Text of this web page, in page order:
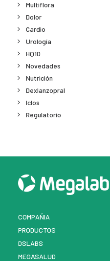
Multiflora
Dolor
Cardio
Urología
HQ10
Novedades
Nutrición
Dexlanzopral
Iclos
Regulatorio
COMPAÑIA
PRODUCTOS
DSLABS
MEGASALUD